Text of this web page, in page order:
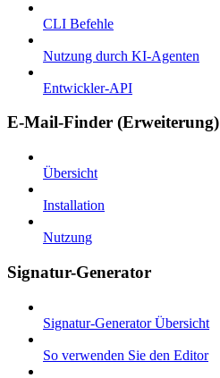
CLI Befehle
Nutzung durch KI-Agenten
Entwickler-API
E-Mail-Finder (Erweiterung)
Übersicht
Installation
Nutzung
Signatur-Generator
Signatur-Generator Übersicht
So verwenden Sie den Editor